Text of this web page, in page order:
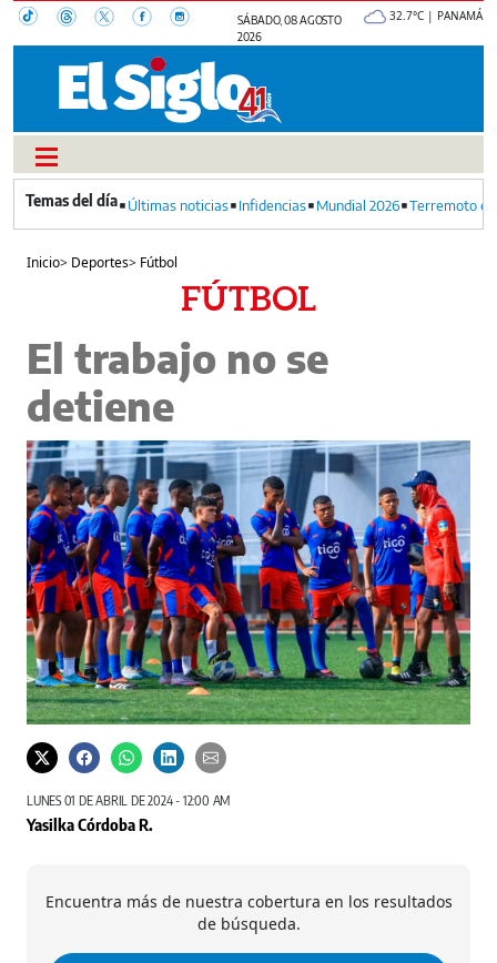
SÁBADO, 08 AGOSTO
2026
32.7°C | PANAMÁ
Últimas noticias Infidencias Mundial 2026 Terremoto
Inicio> Deportes> Fútbol
FÚTBOL
El trabajo no se
detiene
LUNES 01 DE ABRIL DE 2024 - 12:00 AM
Yasilka Córdoba R.
Encuentra más de nuestra cobertura en los resultados
de búsqueda.